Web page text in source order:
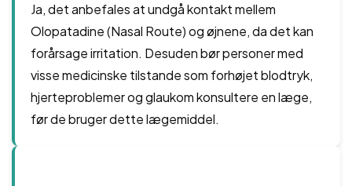
Ja, det anbefales at undgå kontakt mellem
Olopatadine (Nasal Route) og øjnene, da det kan
forårsage irritation. Desuden bør personer med
visse medicinske tilstande som forhøjet blodtryk,
hjerteproblemer og glaukom konsultere en læge,
før de bruger dette lægemiddel.